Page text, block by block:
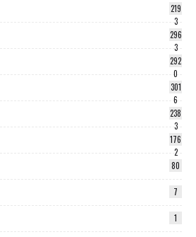
219
3
296
3
292
0
301
6
238
3
176
2
80
7
1